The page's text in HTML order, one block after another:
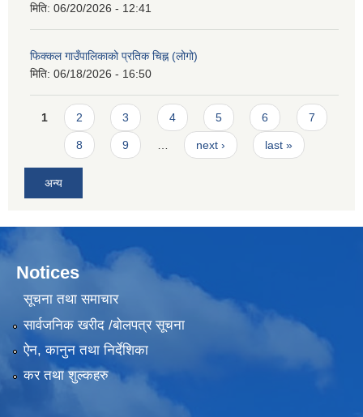
मिति: 06/20/2026 - 12:41
फिक्कल गाउँपालिकाको प्रतिक चिह्न (लोगो)
मिति: 06/18/2026 - 16:50
Pages
1 2 3 4 5 6 7
8 9 … next › last »
अन्य
Notices
सूचना तथा समाचार
सार्वजनिक खरीद /बोलपत्र सूचना
ऐन, कानुन तथा निर्देशिका
कर तथा शुल्कहरु